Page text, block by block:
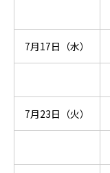
7月17日（水）
7月23日（火）